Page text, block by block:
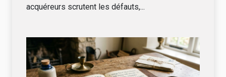
acquéreurs scrutent les défauts,...